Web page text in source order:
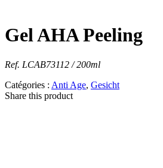
Gel AHA Peeling
Ref. LCAB73112 / 200ml
Catégories : Anti Age, Gesicht
Share this product